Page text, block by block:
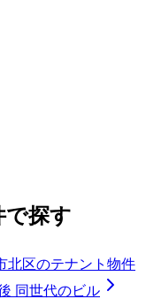
で探す
北区のテナント物件
同世代のビル